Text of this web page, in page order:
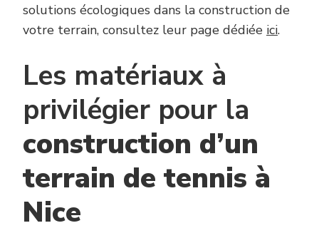
solutions écologiques dans la construction de
votre terrain, consultez leur page dédiée ici.
Les matériaux à
privilégier pour la
construction d’un
terrain de tennis à
Nice